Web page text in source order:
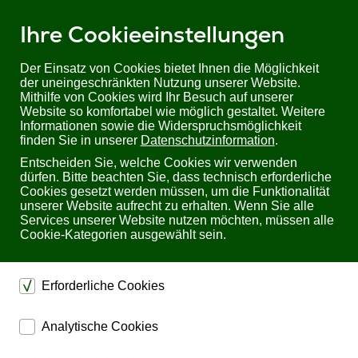
Ihre Cookieeinstellungen
Der Einsatz von Cookies bietet Ihnen die Möglichkeit
der uneingeschränkten Nutzung unserer Website.
Mithilfe von Cookies wird Ihr Besuch auf unserer
Website so komfortabel wie möglich gestaltet. Weitere
Informationen sowie die Widerspruchsmöglichkeit
finden Sie in unserer Datenschutzinformation.
Entscheiden Sie, welche Cookies wir verwenden
dürfen. Bitte beachten Sie, dass technisch erforderliche
Cookies gesetzt werden müssen, um die Funktionalität
unserer Website aufrecht zu erhalten. Wenn Sie alle
Services unserer Website nutzen möchten, müssen alle
Cookie-Kategorien ausgewählt sein.
Erforderliche Cookies
dienen dem technischen einwandfreien Betrieb unserer
Website.
Analytische Cookies
Sie befinden sich hier:Startseite
Produkte
Industrial/ Schaltschrankbau
Installationsschütze
Zubehör - Installationsschütze
Hilfskontaktblock, 6A/230VAC, 2 Öffner: ISH-02
von Relmatic